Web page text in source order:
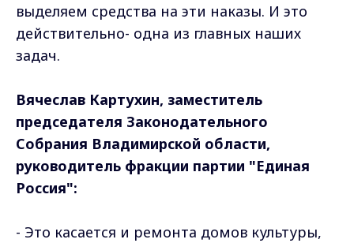
выделяем средства на эти наказы. И это
действительно- одна из главных наших
задач.
Вячеслав Картухин, заместитель
председателя Законодательного
Собрания Владимирской области,
руководитель фракции партии "Единая
Россия":
- Это касается и ремонта домов культуры,